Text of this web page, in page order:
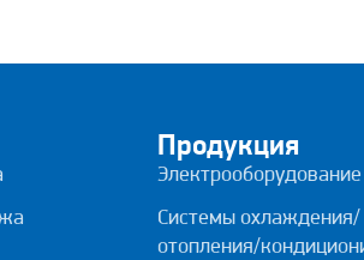
Продукция
Электрооборудование
Системы охлаждения/
отопления/